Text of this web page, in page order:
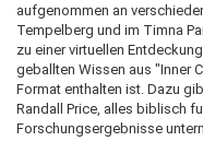
aufgenommen an
Tempelberg und im Timna
zu einer virtuellen
geballten Wissen aus "Inner
Format enthalten ist. Dazu
Randall Price, alles biblisch
Forschungsergebnisse